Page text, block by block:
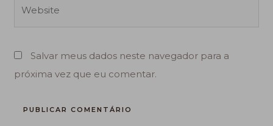
Salvar meus dados neste navegador para a
próxima vez que eu comentar.